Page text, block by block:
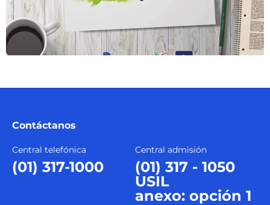
Contáctanos
Central telefónica
(01) 317-1000
Central admisión
(01) 317 - 1050
USIL
anexo: opción 1